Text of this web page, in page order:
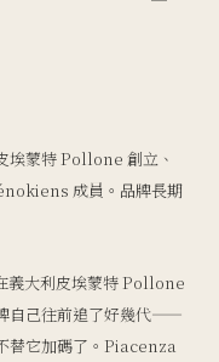
蒙特 Pollone 創立、
成員。品牌長期
大利皮埃蒙特 Pollone
自己往前追了好幾代——
替它加碼了。Piacenza